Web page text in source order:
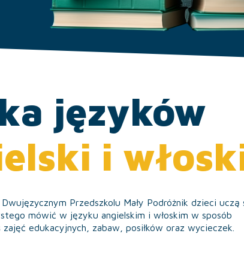
języków
i
Przedszkolu Mały Podróżnik dzieci uczą
mówić w języku angielskim i włoskim w sposób
edukacyjnych, zabaw, posiłków oraz wycieczek.